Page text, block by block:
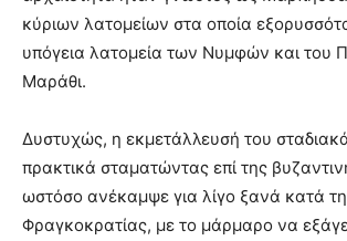
κύριων λατομείων στα οποία
υπόγεια λατομεία των Νυμφών και του
Μαράθι.
Δυστυχώς, η εκμετάλλευσή του
πρακτικά σταματώντας επί της
ωστόσο ανέκαμψε για λίγο ξανά κατά
Φραγκοκρατίας, με το μάρμαρο να